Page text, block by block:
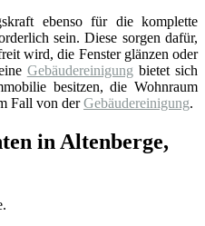
ebenso für die komplette
sein. Diese sorgen dafür,
wird, die Fenster glänzen oder
Gebäudereinigung bietet sich
besitzen, die Wohnraum
Fall von derGebäudereinigung.
in Altenberge,